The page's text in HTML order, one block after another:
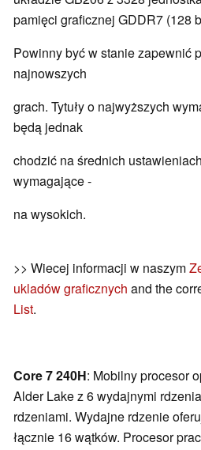
pamięci graficznej GDDR7 (128
Powinny być w stanie zapewnić
najnowszych
grach. Tytuły o najwyższych
będą jednak
chodzić na średnich
wymagające -
na wysokich.
>> Wiecej informacji w naszym
ukladów graficznych and the
List.
Core 7 240H: Mobilny procesor
Alder Lake z 6 wydajnymi
rdzeniami. Wydajne rdzenie
łącznie 16 wątków. Procesor